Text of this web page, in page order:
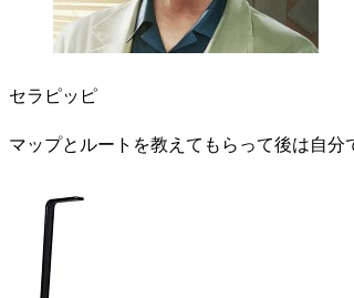
セラピッピ
マップとルートを教えてもらって後は自